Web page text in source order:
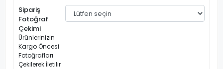
Sipariş
Fotoğraf
Çekimi
Ürünlerinizin
Kargo Öncesi
Fotoğrafları
Çekilerek İletilir